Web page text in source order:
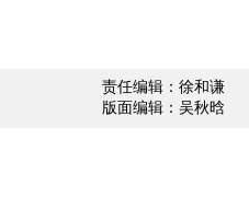
责任编辑：徐和谦
版面编辑：吴秋晗